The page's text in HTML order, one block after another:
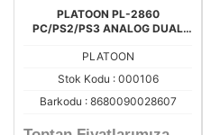
PLATOON PL-2860
PC/PS2/PS3 ANALOG DUAL
GAME PAD
PLATOON
Stok Kodu : 000106
Barkodu : 8680090028607